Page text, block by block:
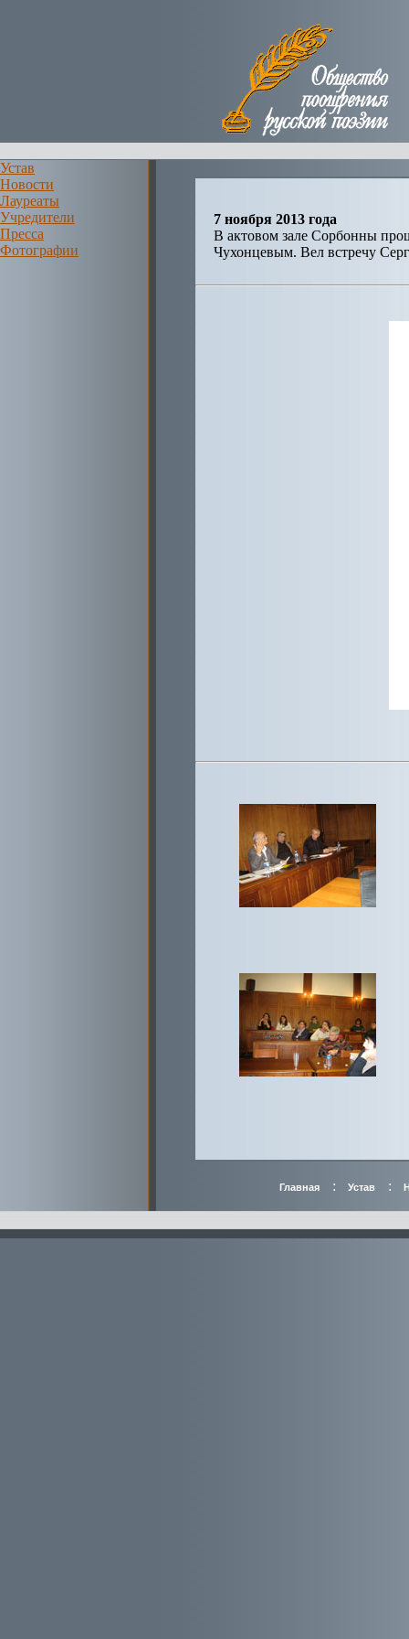
Устав
Новости
Лауреаты
Учредители
Пресса
Фотографии
7 ноября 2013 года
В актовом зале Сорбонны
Чухонцевым. Вел встречу
Главная : Устав :